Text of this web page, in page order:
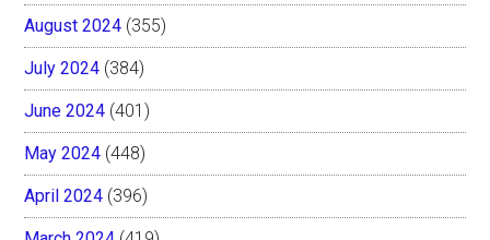
August 2024 (355)
July 2024 (384)
June 2024 (401)
May 2024 (448)
April 2024 (396)